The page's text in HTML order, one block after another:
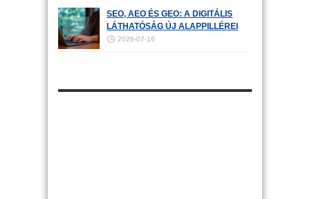
SEO, AEO ÉS GEO: A DIGITÁLIS
LÁTHATÓSÁG ÚJ ALAPPILLÉREI
2026-07-16